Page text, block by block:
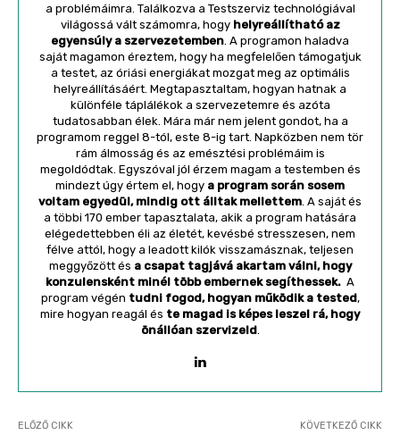
a problémáimra. Találkozva a Testszerviz technológiával
világossá vált számomra, hogyhelyreállítható az
egyensúly a szervezetemben . A programon haladva
saját magamon éreztem, hogy ha megfelelően támogatjuk
a testet, az óriási energiákat mozgat meg az optimális
helyreállításáért. Megtapasztaltam, hogyan hatnak a
különféle táplálékok a szervezetemre és azóta
tudatosabban élek. Mára már nem jelent gondot, ha a
programom reggel 8-tól, este 8-ig tart. Napközben nem tör
rám álmosság és az emésztési problémáim is
megoldódtak. Egyszóval jól érzem magam a testemben és
mindezt úgy értem el, hogy a program során sosem
voltam egyedül, mindig ott álltak mellettem . A saját és
a többi 170 ember tapasztalata, akik a program hatására
elégedettebben éli az életét, kevésbé stresszesen, nem
félve attól, hogy a leadott kilók visszamásznak, teljesen
meggyőzött és a csapat tagjává akartam válni, hogy
konzulensként minél több embernek segíthessek. A
program végén tudni fogod, hogyan működik a tested,
mire hogyan reagál és te magad is képes leszel rá, hogy
önállóan szervizeld.
ELŐZŐ CIKK KÖVETKEZŐ CIKK